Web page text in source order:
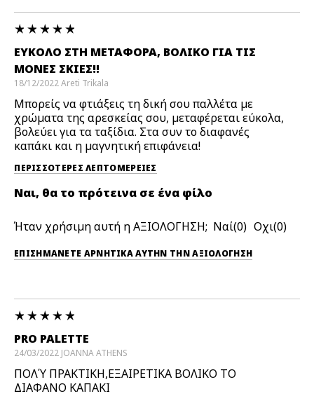
ΕΎΚΟΛΟ ΣΤΗ ΜΕΤΑΦΟΡΆ, ΒΟΛΙΚΌ ΓΙΑ ΤΙΣ
ΜΟΝΈΣ ΣΚΙΈΣ!!
18/12/2022Areti Trikala
Μπορείς να φτιάξεις τη δική σου παλλέτα με
χρώματα της αρεσκείας σου, μεταφέρεται εύκολα,
βολεύει για τα ταξίδια. Στα συν το διαφανές
καπάκι και η μαγνητική επιφάνεια!
ΠΕΡΙΣΣΌΤΕΡΕΣ ΛΕΠΤΟΜΈΡΕΙΕΣ
Ναι, θα το πρότεινα σε ένα φίλο
Ήταν χρήσιμη αυτή η ΑΞΙΟΛΟΓΗΣΗ; 0 0
ΕΠΙΣΗΜΆΝΕΤΕ ΑΡΝΗΤΙΚΆ ΑΥΤΉΝ ΤΗΝ ΑΞΙΟΛΟΓΗΣΗ
PRO PALETTE
24/03/2022 JOANNAATHENS
ΠΟΛΎ ΠΡΑΚΤΙΚΗ,ΕΞΑΙΡΕΤΙΚΑ ΒΟΛΙΚΟ ΤΟ
ΔΙΑΦΑΝΟ ΚΑΠΑΚΙ